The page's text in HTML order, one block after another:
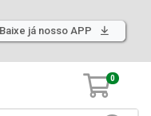
Baixe já nosso APP
0